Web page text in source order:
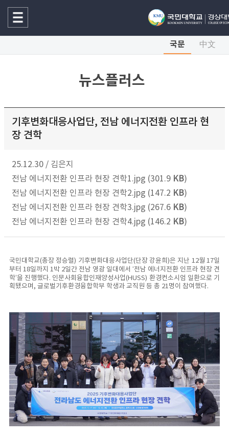
국문 中文
뉴스플러스
기후변화대응사업단, 전남 에너지전환 인프라 현
장 견학
25.12.30 / 김은지
전남 에너지전환 인프라 현장 견학1.jpg (301.9 KB)
전남 에너지전환 인프라 현장 견학2.jpg (147.2 KB)
전남 에너지전환 인프라 현장 견학3.jpg (267.6 KB)
전남 에너지전환 인프라 현장 견학4.jpg (146.2 KB)
국민대학교(총장 정승렬) 기후변화대응사업단(단장 강윤희)은 지난 12월 17일
부터 18일까지 1박 2일간 전남 영광 일대에서 ‘전남 에너지전환 인프라 현장 견
학’을 진행했다. 인문사회융합인재양성사업(HUSS) 환경컨소시엄 일환으로 기
획됐으며, 글로벌기후환경융합학부 학생과 교직원 등 총 21명이 참여했다.